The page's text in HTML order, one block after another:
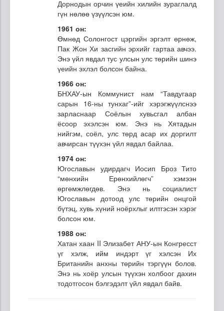
Дорнодын орчин үеийн хилийн зураглалд
гүн нөлөө үзүүлсэн юм.
1961 он:
Өмнөд Солонгост цэргийн эргэлт өрнөж,
Пак Жон Хи засгийн эрхийг гартаа авчээ.
Энэ үйл явдал тус улсын улс төрийн шинэ
үеийн эхлэл болсон байна.
1966 он:
БНХАУ-ын Коммунист нам “Тавдугаар
сарын 16-ны тунхаг”-ийг хэрэгжүүлснээ
зарласнаар Соёлын хувьсгал албан
ёсоор эхэлсэн юм. Энэ нь Хятадын
нийгэм, соёл, улс төрд асар их доргилт
авчирсан түүхэн үйл явдал байлаа.
1974 он:
Югославын удирдагч Иосип Броз Тито
“мөнхийн Ерөнхийлөгч” хэмээн
өргөмжлөгдөв. Энэ нь социалист
Югославын дотоод улс төрийн онцгой
бүтэц, хувь хүний ноёрхлыг илтгэсэн хэрэг
болсон юм.
1988 он:
Хатан хаан II Элизабет АНУ-ын Конгресст
үг хэлж, ийм индэрт үг хэлсэн Их
Британийн анхны төрийн тэргүүн болов.
Энэ нь хоёр улсын түүхэн холбоог дахин
тодотгосон бэлгэдэлт үйл явдал байв.